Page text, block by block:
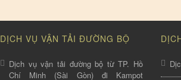
DỊCH VỤ VẬN TẢI ĐƯỜNG BỘ
Dịch vụ vận tải đường bộ từ TP. Hồ
Chí Minh (Sài Gòn) đi Kampot